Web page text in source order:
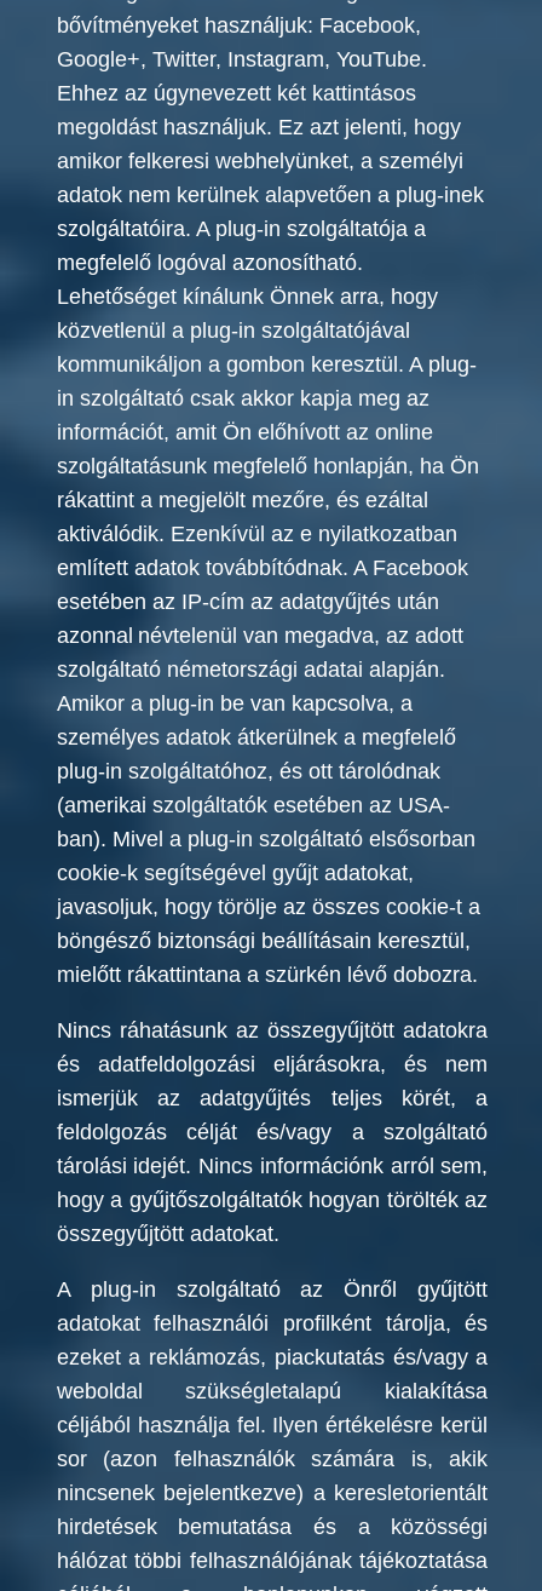
bővítményeket használjuk: Facebook,
Google+, Twitter, Instagram, YouTube.
Ehhez az úgynevezett két kattintásos
megoldást használjuk. Ez azt jelenti, hogy
amikor felkeresi webhelyünket, a személyi
adatok nem kerülnek alapvetően a plug-inek
szolgáltatóira. A plug-in szolgáltatója a
megfelelő logóval azonosítható.
Lehetőséget kínálunk Önnek arra, hogy
közvetlenül a plug-in szolgáltatójával
kommunikáljon a gombon keresztül. A plug-
in szolgáltató csak akkor kapja meg az
információt, amit Ön előhívott az online
szolgáltatásunk megfelelő honlapján, ha Ön
rákattint a megjelölt mezőre, és ezáltal
aktiválódik. Ezenkívül az e nyilatkozatban
említett adatok továbbítódnak. A Facebook
esetében az IP-cím az adatgyűjtés után
azonnal névtelenül van megadva, az adott
szolgáltató németországi adatai alapján.
Amikor a plug-in be van kapcsolva, a
személyes adatok átkerülnek a megfelelő
plug-in szolgáltatóhoz, és ott tárolódnak
(amerikai szolgáltatók esetében az USA-
ban). Mivel a plug-in szolgáltató elsősorban
cookie-k segítségével gyűjt adatokat,
javasoljuk, hogy törölje az összes cookie-t a
böngésző biztonsági beállításain keresztül,
mielőtt rákattintana a szürkén lévő dobozra.
Nincs ráhatásunk az összegyűjtött adatokra
és adatfeldolgozási eljárásokra, és nem
ismerjük az adatgyűjtés teljes körét, a
feldolgozás célját és/vagy a szolgáltató
tárolási idejét. Nincs információnk arról sem,
hogy a gyűjtőszolgáltatók hogyan törölték az
összegyűjtött adatokat.
A plug-in szolgáltató az Önről gyűjtött
adatokat felhasználói profilként tárolja, és
ezeket a reklámozás, piackutatás és/vagy a
weboldal szükségletalapú kialakítása
céljából használja fel. Ilyen értékelésre kerül
sor (azon felhasználók számára is, akik
nincsenek bejelentkezve) a keresletorientált
hirdetések bemutatása és a közösségi
hálózat többi felhasználójának tájékoztatása